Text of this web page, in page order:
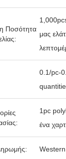
Ποσότητα
μας
0.1/pc-
1pc
ένα